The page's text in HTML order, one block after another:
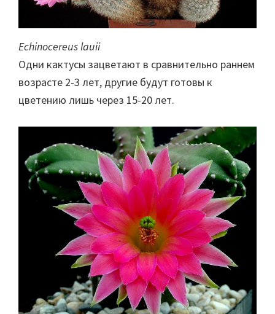
Echinocereus lauii
Одни кактусы зацветают в сравнительно раннем
возрасте 2-3 лет, другие будут готовы к
цветению лишь через 15-20 лет.